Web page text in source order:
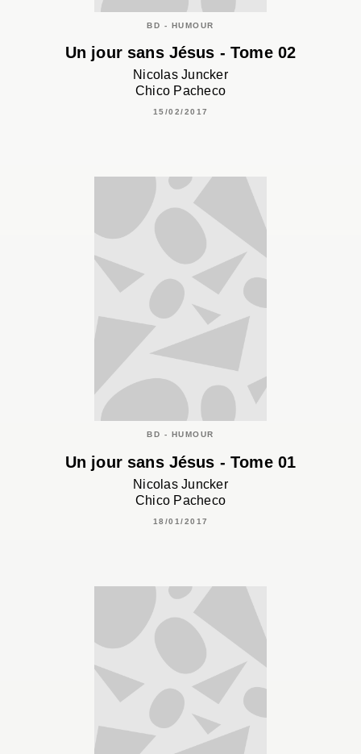
BD - HUMOUR
Un jour sans Jésus - Tome 02
Nicolas Juncker
Chico Pacheco
15/02/2017
BD - HUMOUR
Un jour sans Jésus - Tome 01
Nicolas Juncker
Chico Pacheco
18/01/2017